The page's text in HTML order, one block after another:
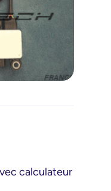
calculateur